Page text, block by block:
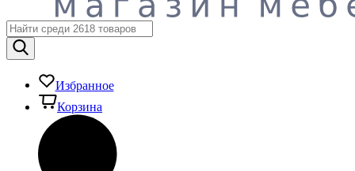
Избранное
Корзина